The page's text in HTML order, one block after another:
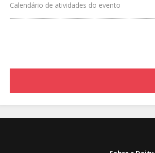
Calendário de atividades do evento